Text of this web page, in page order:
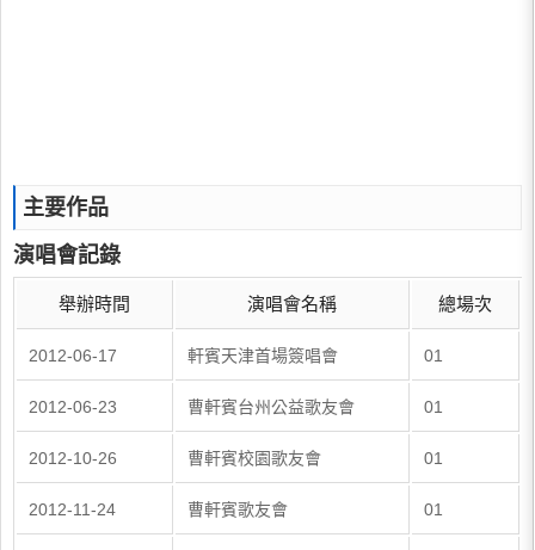
主要作品
演唱會記錄
舉辦時間 演唱會名稱 總場次
2012-06-17 軒賓天津首場簽唱會 01
2012-06-23 曹軒賓台州公益歌友會 01
2012-10-26 曹軒賓校園歌友會 01
2012-11-24 曹軒賓歌友會 01